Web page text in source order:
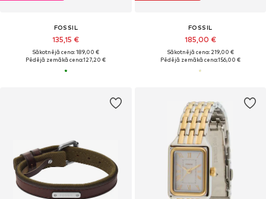
FOSSIL
135,15 €
Sākotnējā cena: 189,00 €
Pēdējā zemākā cena:127,20 €
FOSSIL
185,00 €
Sākotnējā cena: 219,00 €
Pēdējā zemākā cena:156,00 €